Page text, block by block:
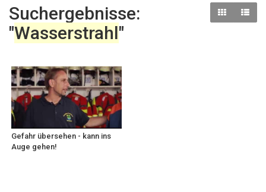
Suchergebnisse:
"Wasserstrahl"
Gefahr übersehen - kann ins
Auge gehen!